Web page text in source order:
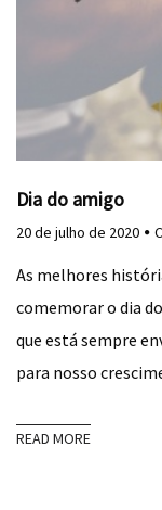
Dia do amigo
20 de julho de 2020
As melhores
comemorar o dia
que está sempre
para nosso
READ MORE